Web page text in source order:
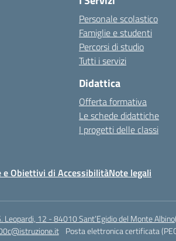
Personale scolastico
Famiglie e studenti
Percorsi di studio
Tutti i servizi
Didattica
Offerta formativa
Le schede didattiche
I progetti delle classi
e Obiettivi di AccessibilitàNote legali
Leopardi, 12 - 84010 Sant’Egidio del Monte
Posta elettronica certificata